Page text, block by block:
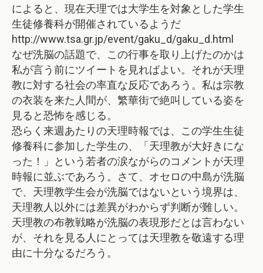
によると、現在天理では大学生を対象とした学生
生徒修養科が開催されているようだ
http://www.tsa.gr.jp/event/gaku_d/gaku_d.html
なぜ洗脳の話題で、この行事を取り上げたのかは
私が言う前にツイートを見ればよい。それが天理
教に対する社会の率直な反応であろう。私は宗教
の衣装を来た人間が、繁華街で絶叫している姿を
見ると恐怖を感じる。
恐らく来週あたりの天理時報では、この学生生徒
修養科に参加した学生の、「天理教が大好きにな
った！」という若者の涙ながらのコメントが天理
時報に並ぶであろう。さて、オセロの中島が洗脳
で、天理教学生会が洗脳ではないという境界は、
天理教人以外には差異がわからず判断が難しい。
天理教の布教戦略が洗脳の表現形だとは言わない
が、それを見る人にとっては天理教を敬遠する理
由に十分なるだろう。